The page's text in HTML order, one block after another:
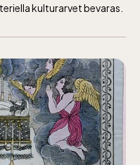
kulturarvet bevaras.